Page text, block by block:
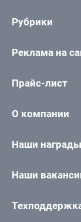
Рубрики
Реклама на
Прайс-лист
О компании
Наши награды
Наши